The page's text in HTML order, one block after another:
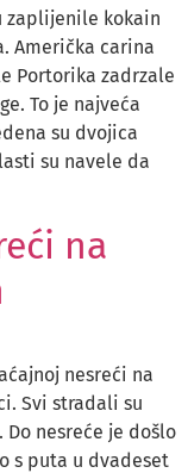
zaplijenile kokain
Američka carina
Portorika zadrzale
To je najveća
su dvojica
su navele da
na
nesreći na
Svi stradali su
nesreće je došlo
s puta u dvadeset